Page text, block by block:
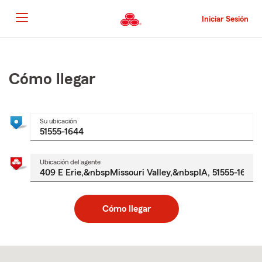
al
contenido
principal
Iniciar Sesión
principal
Cómo llegar
Su ubicación
Ubicación del agente
Cómo llegar
to